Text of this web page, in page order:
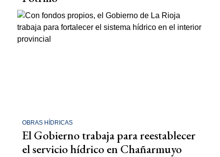
OBRAS HÍDRICAS
El Gobierno trabaja para reestablecer
el servicio hídrico en Chañarmuyo